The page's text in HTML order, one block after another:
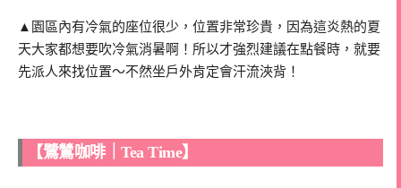
▲園區內有冷氣的座位很少，位置非常珍貴，因為這炎熱的夏
天大家都想要吹冷氣消暑啊！所以才強烈建議在點餐時，就要
先派人來找位置～不然坐戶外肯定會汗流浹背！
【鷺鷥咖啡｜Tea Time】